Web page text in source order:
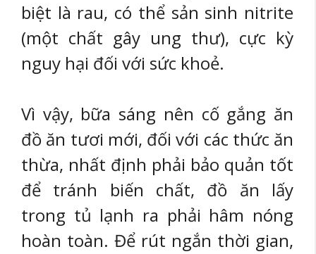
biệt là rau, có thể sản sinh nitrite
(một chất gây ung thư), cực kỳ
nguy hại đối với sức khoẻ.
Vì vậy, bữa sáng nên cố gắng ăn
đồ ăn tươi mới, đối với các thức ăn
thừa, nhất định phải bảo quản tốt
để tránh biến chất, đồ ăn lấy
trong tủ lạnh ra phải hâm nóng
hoàn toàn. Để rút ngắn thời gian,